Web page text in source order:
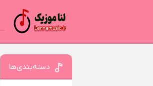
دسته‌بندی‌ها